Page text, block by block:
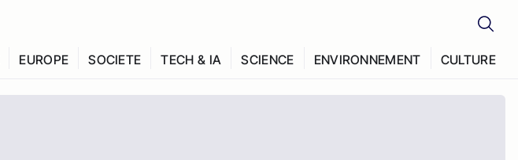
EUROPE SOCIETE TECH & IA SCIENCE ENVIRONNEMENT CULTURE